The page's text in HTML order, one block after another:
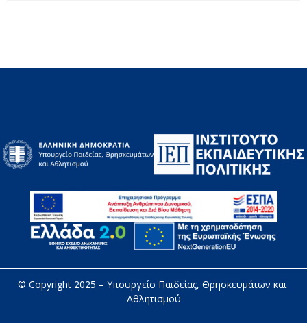
© Copyright 2025 – Υπουργείο Παιδείας, Θρησκευμάτων και
Αθλητισμού